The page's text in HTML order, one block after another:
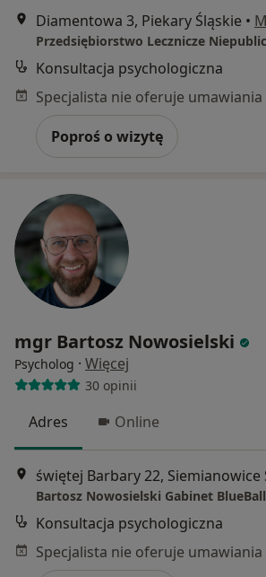
Diamentowa 3, Piekary Śląskie •
Konsultacja psychologiczna
Poproś o wizytę
mgr Bartosz Nowosielski
Psycholog · Więcej
30 opinii
Adres Online
świętej Barbary 22, Siemianowice
Bartosz Nowosielski Gabinet BlueBall
Konsultacja psychologiczna